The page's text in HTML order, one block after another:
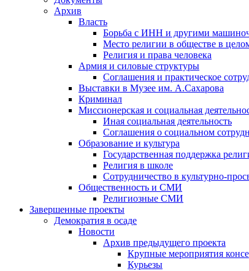
Архив
Власть
Борьба с ИНН и другими
Место религии в обществе в
Религия и права человека
Армия и силовые структуры
Соглашения и практическое
Выставки в Музее им. А.Сахарова
Криминал
Миссионерская и социальная
Иная социальная деятельность
Соглашения о социальном
Образование и культура
Государственная поддержка
Религия в школе
Сотрудничество в культурно-
Общественность и СМИ
Религиозные СМИ
Завершенные проекты
Демократия в осаде
Новости
Архив предыдущего проекта
Крупные мероприятия
Курьезы